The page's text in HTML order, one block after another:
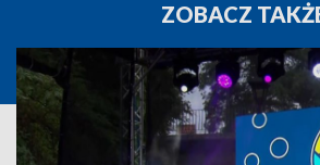
ZOBACZ